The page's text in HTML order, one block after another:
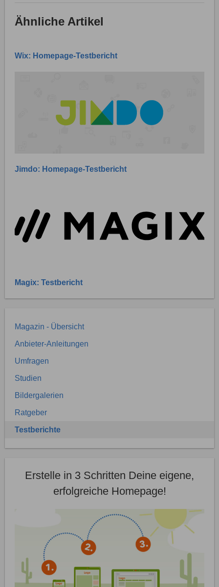
Ähnliche Artikel
Wix: Homepage-Testbericht
Jimdo: Homepage-Testbericht
Magix: Testbericht
Magazin - Übersicht
Anbieter-Anleitungen
Umfragen
Studien
Bildergalerien
Ratgeber
Testberichte
Erstelle in 3 Schritten Deine eigene,
erfolgreiche Homepage!